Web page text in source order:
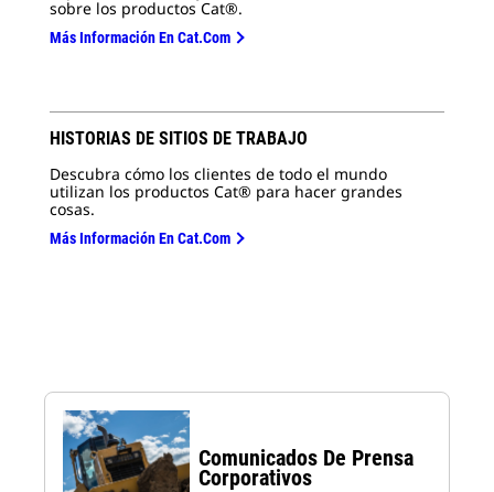
sobre los productos Cat®.
Más Información En Cat.com
HISTORIAS DE SITIOS DE TRABAJO
Descubra cómo los clientes de todo el mundo
utilizan los productos Cat® para hacer grandes
cosas.
Más Información En Cat.com
Comunicados De Prensa
Corporativos